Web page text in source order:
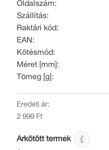
Oldalszám:
Szállítás:
Raktári kód:
EAN:
Kötésmód:
Méret [mm]:
Tömeg [g]:
Eredeti ár:
2 999 Ft
Árkötött termék